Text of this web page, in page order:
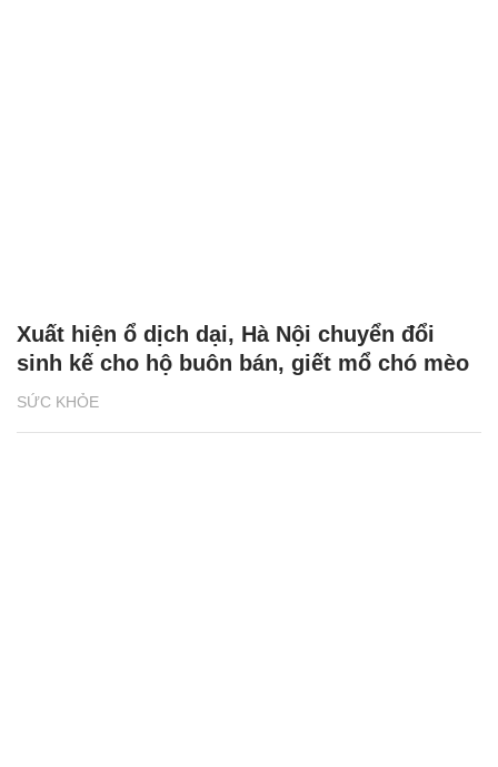
SỨC KHỎE
Xuất hiện ổ dịch dại, Hà Nội chuyển đổi
sinh kế cho hộ buôn bán, giết mổ chó mèo